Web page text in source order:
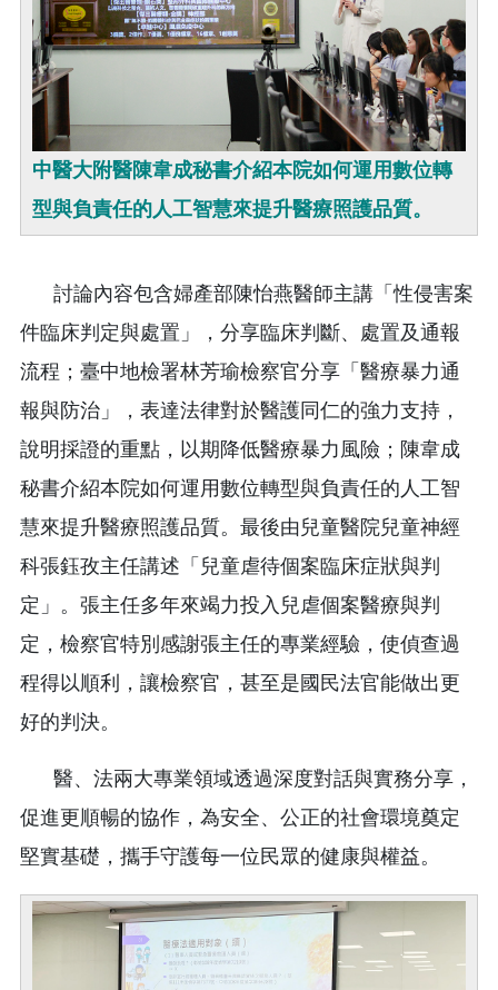
中醫大附醫陳韋成秘書介紹本院如何運用數位轉
型與負責任的人工智慧來提升醫療照護品質。
討論內容包含婦產部陳怡燕醫師主講「性侵害案
件臨床判定與處置」，分享臨床判斷、處置及通報
流程；臺中地檢署林芳瑜檢察官分享「醫療暴力通
報與防治」，表達法律對於醫護同仁的強力支持，
說明採證的重點，以期降低醫療暴力風險；陳韋成
秘書介紹本院如何運用數位轉型與負責任的人工智
慧來提升醫療照護品質。最後由兒童醫院兒童神經
科張鈺孜主任講述「兒童虐待個案臨床症狀與判
定」。張主任多年來竭力投入兒虐個案醫療與判
定，檢察官特別感謝張主任的專業經驗，使偵查過
程得以順利，讓檢察官，甚至是國民法官能做出更
好的判決。
醫、法兩大專業領域透過深度對話與實務分享，
促進更順暢的協作，為安全、公正的社會環境奠定
堅實基礎，攜手守護每一位民眾的健康與權益。